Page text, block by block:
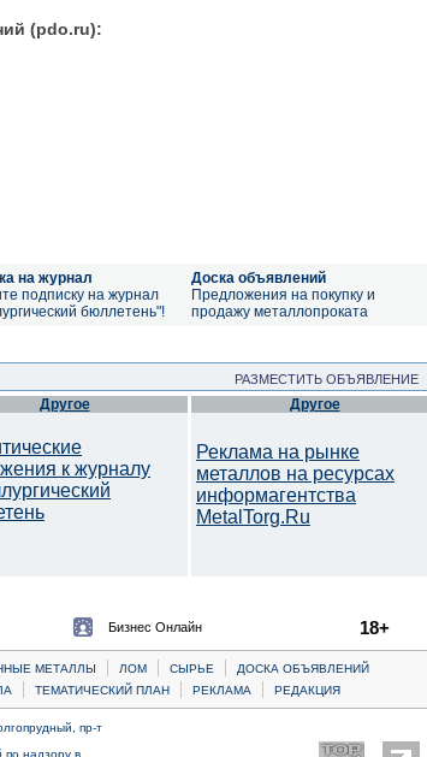
(pdo.ru):
на журнал
подписку на журнал
бюллетень"!
Доска объявлений
Предложения на покупку и
продажу металлопроката
РАЗМЕСТИТЬ ОБЪЯВЛЕНИЕ
Другое
к журналу
Другое
Реклама на рынке
металлов на ресурсах
информагентства
MetalTorg.Ru
Бизнес Онлайн 18+
МЕТАЛЛЫ | ЛОМ | CЫРЬЕ |
ДОСКА ОБЪЯВЛЕНИЙ
| ТЕМАТИЧЕСКИЙ ПЛАН | РЕКЛАМА | РЕДАКЦИЯ
пр-т
надзору в